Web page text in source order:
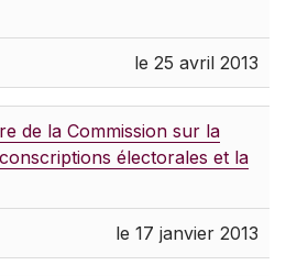
le 25 avril 2013
de la Commission sur la
électorales et la
le 17 janvier 2013